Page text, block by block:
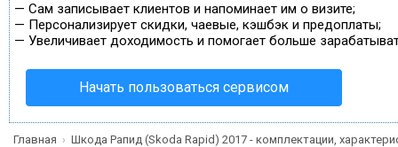
— Сам записывает клиентов и напоминает им о визите;
— Персонализирует скидки, чаевые, кэшбэк и предоплаты;
— Увеличивает доходимость и помогает больше
Начать пользоваться сервисом
Главная › Шкода Рапид (Skoda Rapid) 2017 - комплектации,